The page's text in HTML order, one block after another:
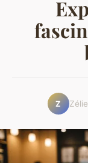
Z Zélie